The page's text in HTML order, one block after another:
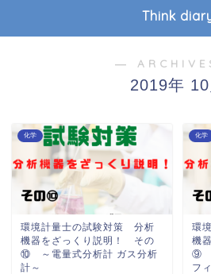
Think
―
2019年 10
化学
環境計量士の試験対策 分析
機器をざっくり説明！ その
⑩ ～電量式分析計 ガス分析
計～
化学
環
機
⑨
フ